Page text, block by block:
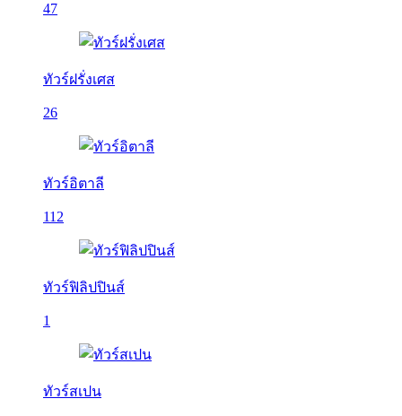
47
ทัวร์ฝรั่งเศส
26
ทัวร์อิตาลี
112
ทัวร์ฟิลิปปินส์
1
ทัวร์สเปน